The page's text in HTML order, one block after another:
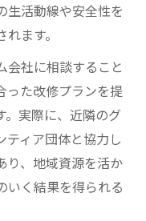
生活動線や安全性を
ます。
会社に相談すること
った改修プランを提
。実際に、近隣のグ
ティア団体と協力し
り、地域資源を活か
いく結果を得られる